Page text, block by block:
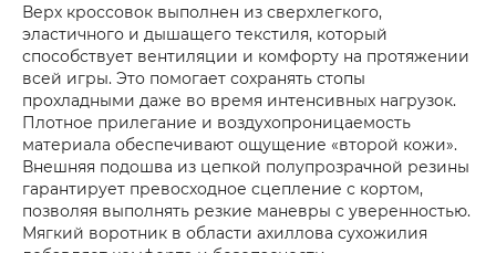
Верх кроссовок выполнен из сверхлегкого,
эластичного и дышащего текстиля, который
способствует вентиляции и комфорту на протяжении
всей игры. Это помогает сохранять стопы
прохладными даже во время интенсивных нагрузок.
Плотное прилегание и воздухопроницаемость
материала обеспечивают ощущение «второй кожи».
Внешняя подошва из цепкой полупрозрачной резины
гарантирует превосходное сцепление с кортом,
позволяя выполнять резкие маневры с уверенностью.
Мягкий воротник в области ахиллова сухожилия